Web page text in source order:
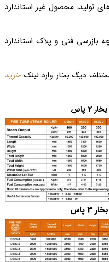
تولید، محصول غیر استاندارد
بازرسی فنی و پلاک استاندارد
دیگ بخار وارد لینک خرید
پاس
پاس